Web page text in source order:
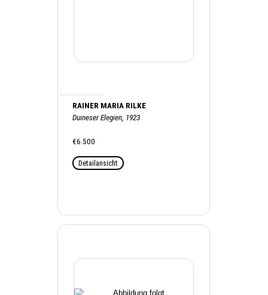
RAINER MARIA RILKE
Duineser Elegien, 1923
€6.500
Detailansicht